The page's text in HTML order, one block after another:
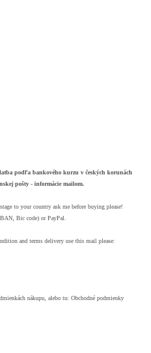
podľa bankového kurzu v českých korunách
pošty - informácie mailom.
to your country ask me before buying please!
Bic code) or PayPal.
and terms delivery use this mail please:
nákupu, alebo tu: Obchodné podmienky